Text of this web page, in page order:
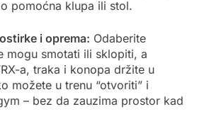
pomoćna klupa ili stol.
i oprema: Odaberite
mogu smotati ili sklopiti, a
a, traka i konopa držite u
možete u trenu “otvoriti” i
– bez da zauzima prostor kad